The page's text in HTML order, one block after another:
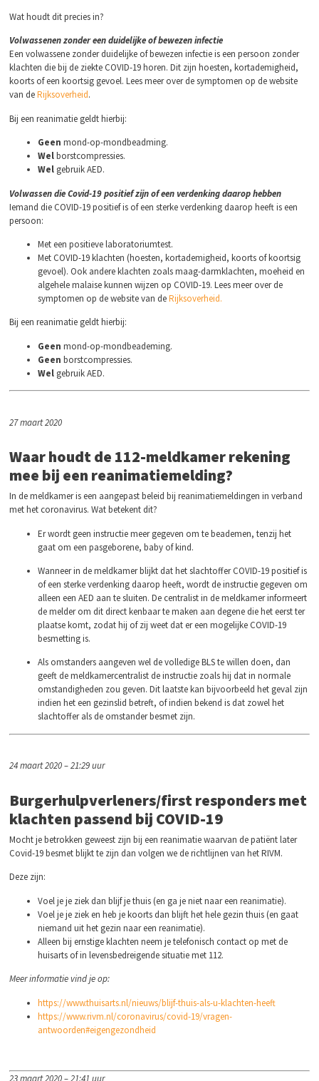
Wat houdt dit precies in?
Volwassenen zonder een duidelijke of bewezen infectie
Een volwassene zonder duidelijke of bewezen infectie is een persoon zonder
klachten die bij de ziekte COVID-19 horen. Dit zijn hoesten, kortademigheid,
koorts of een koortsig gevoel. Lees meer over de symptomen op de website
van deRijksoverheid.
Bij een reanimatie geldt hierbij:
Geen mond-op-mondbeadming.
Welborstcompressies.
Wel gebruik AED.
Volwassen die Covid-19 positief zijn of een verdenking daarop hebben
Iemand die COVID-19 positief is of een sterke verdenking daarop heeft is een
persoon:
Met een positieve laboratoriumtest.
Met COVID-19 klachten (hoesten, kortademigheid, koorts of koortsig
gevoel). Ook andere klachten zoals maag-darmklachten, moeheid en
algehele malaise kunnen wijzen op COVID-19. Lees meer over de
symptomen op de website van deRijksoverheid.
Bij een reanimatie geldt hierbij:
Geen mond-op-mondbeademing.
Geen borstcompressies.
Wel gebruik AED.
27 maart 2020
Waar houdt de 112-meldkamer rekening
mee bij een reanimatiemelding?
In de meldkamer is een aangepast beleid bij reanimatiemeldingen in verband
met het coronavirus. Wat betekent dit?
Er wordt geen instructie meer gegeven om te beademen, tenzij het
gaat om een pasgeborene, baby of kind.
Wanneer in de meldkamer blijkt dat het slachtoffer COVID-19 positief is
of een sterke verdenking daarop heeft, wordt de instructie gegeven om
alleen een AED aan te sluiten. De centralist in de meldkamer informeert
de melder om dit direct kenbaar te maken aan degene die het eerst ter
plaatse komt, zodat hij of zij weet dat er een mogelijke COVID-19
besmetting is.
Als omstanders aangeven wel de volledige BLS te willen doen, dan
geeft de meldkamercentralist de instructie zoals hij dat in normale
omstandigheden zou geven. Dit laatste kan bijvoorbeeld het geval zijn
indien het een gezinslid betreft, of indien bekend is dat zowel het
slachtoffer als de omstander besmet zijn.
24 maart 2020 – 21:29 uur
Burgerhulpverleners/first responders met
klachten passend bij COVID-19
Mocht je betrokken geweest zijn bij een reanimatie waarvan de patiënt later
Covid-19 besmet blijkt te zijn dan volgen we de richtlijnen van het RIVM.
Deze zijn:
Voel je je ziek dan blijf je thuis (en ga je niet naar een reanimatie).
Voel je je ziek en heb je koorts dan blijft het hele gezin thuis (en gaat
niemand uit het gezin naar een reanimatie).
Alleen bij ernstige klachten neem je telefonisch contact op met de
huisarts of in levensbedreigende situatie met 112.
Meer informatie vind je op:
https://www.thuisarts.nl/nieuws/blijf-thuis-als-u-klachten-heeft
https://www.rivm.nl/coronavirus/covid-19/vragen-
antwoorden#eigengezondheid